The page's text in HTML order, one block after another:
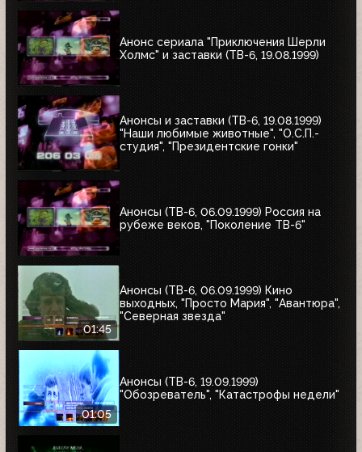
Анонс сериала "Приключения Шерли
Холмс" и заставки (ТВ-6, 19.08.1999)
Анонсы и заставки (ТВ-6, 19.08.1999)
"Наши любимые животные", "О.С.П.-
студия", "Президентские гонки"
Анонсы (ТВ-6, 06.09.1999) Россия на
рубеже веков, "Поколение ТВ-6"
01:45
Анонсы (ТВ-6, 06.09.1999) Кино
выходных, "Просто Мария", "Авантюра",
"Северная звезда"
01:05
Анонсы (ТВ-6, 19.09.1999)
"Обозреватель", "Катастрофы недели"